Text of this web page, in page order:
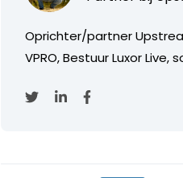
Oprichter/partner
VPRO, Bestuur Luxor